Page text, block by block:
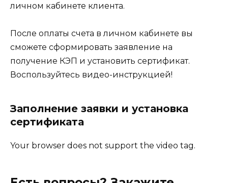
личном кабинете клиента.
После оплаты счета в личном кабинете вы
сможете сформировать заявление на
получение КЭП и установить сертификат.
Воспользуйтесь видео-инструкцией!
Заполнение заявки и установка
сертификата
Your browser does not support the video tag.